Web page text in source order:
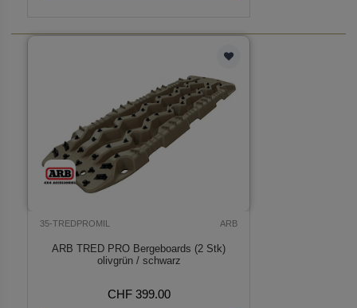
35-TREDPROMIL ARB
ARB TRED PRO Bergeboards (2 Stk)
olivgrün / schwarz
CHF 399.00